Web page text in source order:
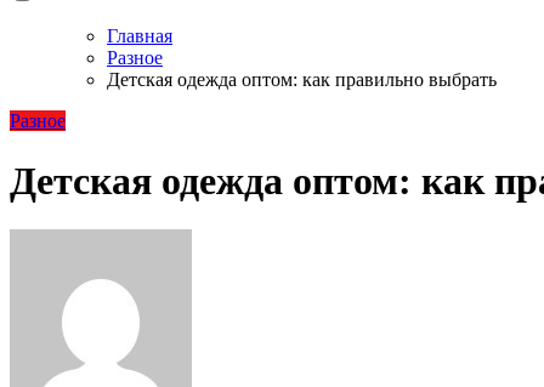
Главная
Разное
Детская одежда оптом: как правильно выбрать
Разное
Детская одежда оптом: как